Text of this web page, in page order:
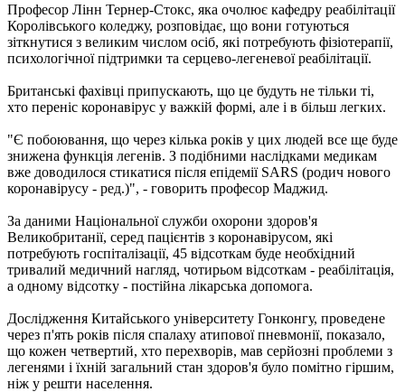
Професор Лінн Тернер-Стокс, яка очолює кафедру реабілітації
Королівського коледжу, розповідає, що вони готуються
зіткнутися з великим числом осіб, які потребують фізіотерапії,
психологічної підтримки та серцево-легеневої реабілітації.
Британські фахівці припускають, що це будуть не тільки ті,
хто переніс коронавірус у важкій формі, але і в більш легких.
"Є побоювання, що через кілька років у цих людей все ще буде
знижена функція легенів. З подібними наслідками медикам
вже доводилося стикатися після епідемії SARS (родич нового
коронавірусу - ред.)", - говорить професор Маджид.
За даними Національної служби охорони здоров'я
Великобританії, серед пацієнтів з коронавірусом, які
потребують госпіталізації, 45 відсоткам буде необхідний
тривалий медичний нагляд, чотирьом відсоткам - реабілітація,
а одному відсотку - постійна лікарська допомога.
Дослідження Китайського університету Гонконгу, проведене
через п'ять років після спалаху атипової пневмонії, показало,
що кожен четвертий, хто перехворів, мав серйозні проблеми з
легенями і їхній загальний стан здоров'я було помітно гіршим,
ніж у решти населення.